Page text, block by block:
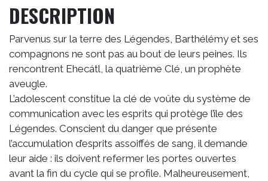
2
DESCRIPTION
Parvenus sur la terre des Légendes, Barthélémy et ses
compagnons ne sont pas au bout de leurs peines. Ils
rencontrent Ehecátl, la quatrième Clé, un prophète
aveugle.
L’adolescent constitue la clé de voûte du système de
communication avec les esprits qui protège l’île des
Légendes. Conscient du danger que présente
l’accumulation d’esprits assoiffés de sang, il demande
leur aide : ils doivent refermer les portes ouvertes
avant la fin du cycle qui se profile. Malheureusement,